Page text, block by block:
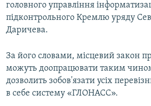
головного управління
підконтрольного Кремлю уряду
Даричева.
За його словами, місцевий закон
можуть доопрацювати таким
дозволить зобов'язати усіх
в себе систему «ГЛОНАСС».